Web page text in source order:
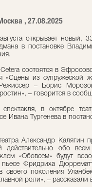
, 27.08.2025
открывает новый,
в постановке
состоятся в
«Сцены из супружеской
– Борис
– говорится в
в октябре
Ивана Тургенева в
Александр Калягин
действительно обо
«Обовсем» будут
Фридриха
своего поколения
роли», – рассказали